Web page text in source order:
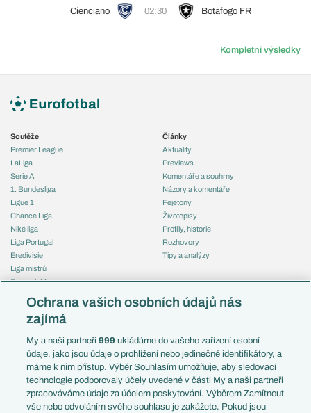
Cienciano 02:30 Botafogo FR
Kompletní výsledky
Soutěže
Premier League
LaLiga
Serie A
1. Bundesliga
Ligue 1
Chance Liga
Niké liga
Liga Portugal
Eredivisie
Liga mistrů
Evropská liga
Mistrovství světa
Liga národů
Témata
Představení týmů MS
EuroSkauting
PL v kostce
Evropské koeficienty
Články
Aktuality
Previews
Komentáře a souhrny
Názory a komentáře
Fejetony
Životopisy
Profily, historie
Rozhovory
Tipy a analýzy
Česko
Francie
Itálie
Německo
Španělsko
Argentina
Brazílie
Ochrana vašich osobních údajů nás
zajímá
My a naši partneři999 ukládáme do vašeho zařízení osobní
údaje, jako jsou údaje o prohlížení nebo jedinečné identifikátory, a
máme k nim přístup. Výběr Souhlasím umožňuje, aby sledovací
technologie podporovaly účely uvedené v části My a naši partneři
zpracováváme údaje za účelem poskytování. Výběrem Zamítnout
vše nebo odvoláním svého souhlasu je zakážete. Pokud jsou